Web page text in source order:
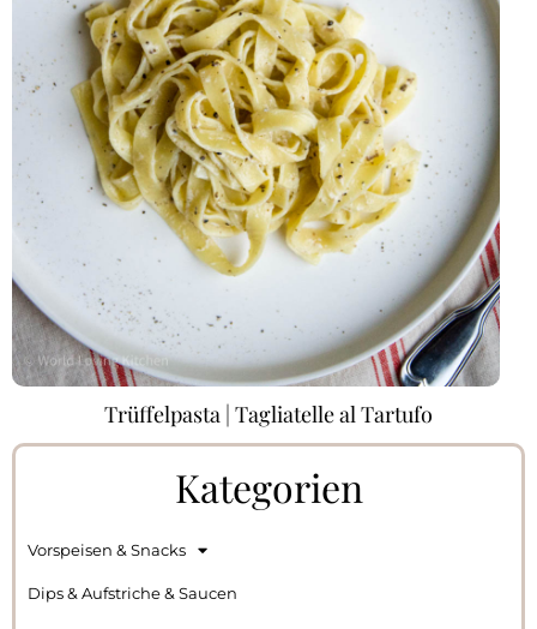
Trüffelpasta | Tagliatelle al Tartufo
Kategorien
Vorspeisen & Snacks
Dips & Aufstriche & Saucen